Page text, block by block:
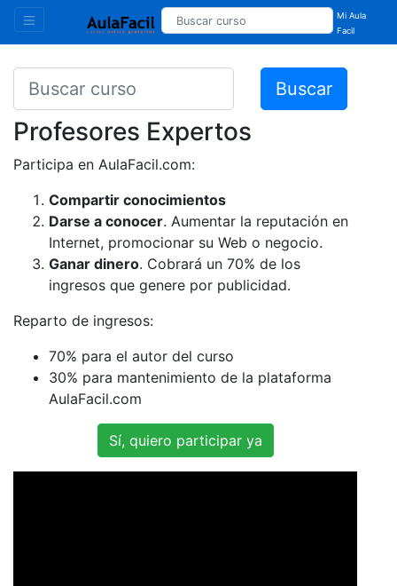
Mi Aula
Facil
Buscar
Profesores Expertos
Participa en AulaFacil.com:
Compartir conocimientos
Darse a conocer. Aumentar la reputación en
Internet, promocionar su Web o negocio.
Ganar dinero. Cobrará un 70% de los
ingresos que genere por publicidad.
Reparto de ingresos:
70% para el autor del curso
30% para mantenimiento de la plataforma
AulaFacil.com
Sí, quiero participar ya